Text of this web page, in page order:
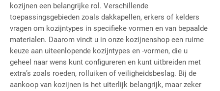
kozijnen een belangrijke rol. Verschillende
toepassingsgebieden zoals dakkapellen, erkers of kelders
vragen om kozijntypes in specifieke vormen en van bepaalde
materialen. Daarom vindt u in onze kozijnenshop een ruime
keuze aan uiteenlopende kozijntypes en -vormen, die u
geheel naar wens kunt configureren en kunt uitbreiden met
extra’s zoals roeden, rolluiken of veiligheidsbeslag. Bij de
aankoop van kozijnen is het uiterlijk belangrijk, maar zeker